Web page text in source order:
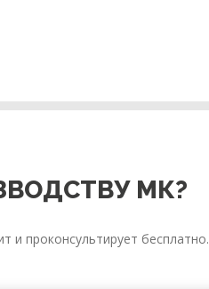
МК?
и проконсультирует бесплатно.